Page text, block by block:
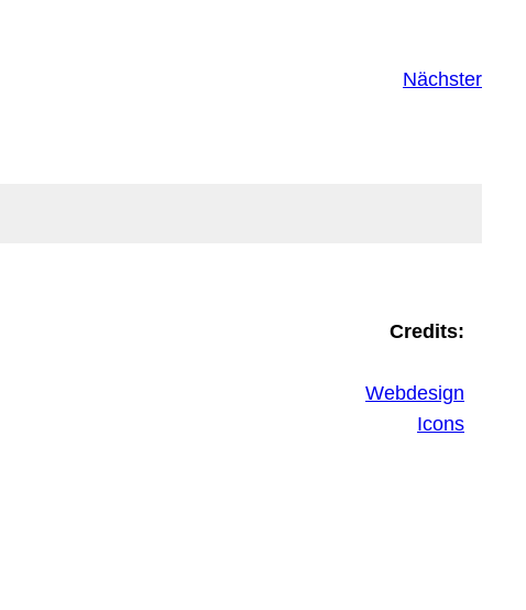
Nächster
Credits:
Webdesign
Icons